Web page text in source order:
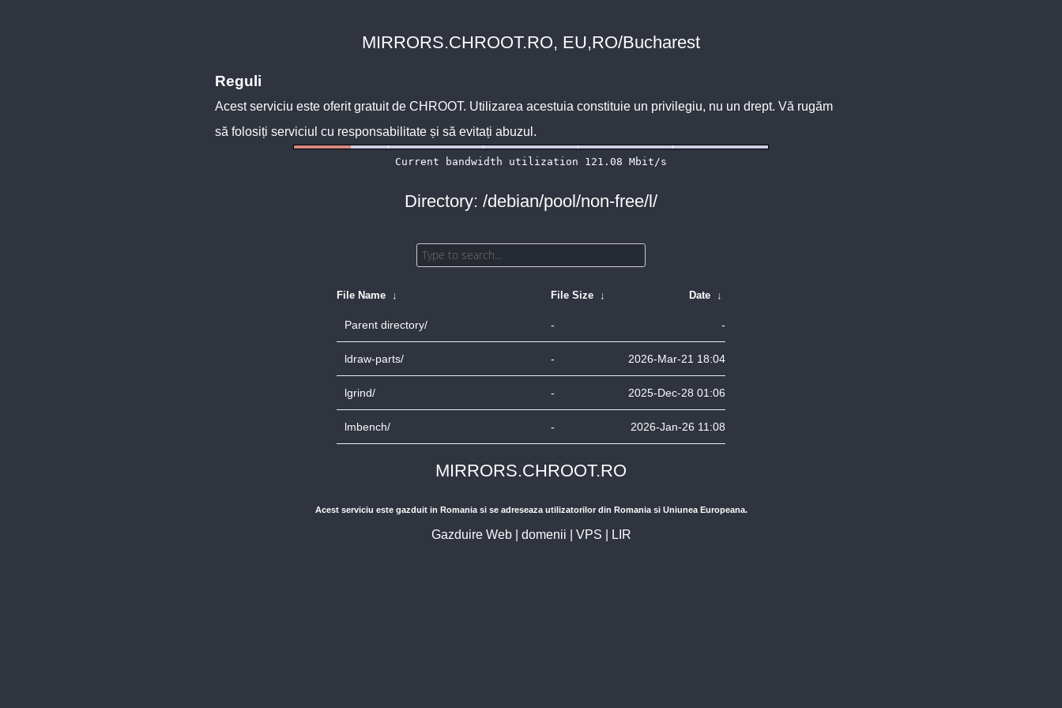
MIRRORS.CHROOT.RO, EU,RO/Bucharest
Reguli
Acest serviciu este oferit gratuit de CHROOT. Utilizarea acestuia constituie un privilegiu, nu un drept. Vă rugăm
să folosiți serviciul cu responsabilitate și să evitați abuzul.
Directory: /debian/pool/non-free/l/
File Name ↓ File Size ↓ Date ↓
Parent directory/ - -
ldraw-parts/ - 2026-Mar-21 18:04
lgrind/ - 2025-Dec-28 01:06
lmbench/ - 2026-Jan-26 11:08
MIRRORS.CHROOT.RO
Acest serviciu este gazduit in Romania si se adreseaza utilizatorilor din Romania si Uniunea Europeana.
Gazduire Web| domenii VPS LIR